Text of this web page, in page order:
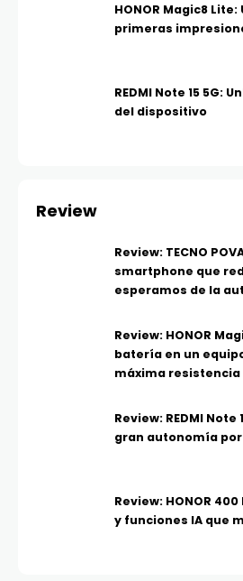
HONOR Magic8 Lite:
primeras
REDMI Note 15 5G:
del dispositivo
Review
Review: TECNO
smartphone que
esperamos de la
Review: HONOR
batería en un
máxima resistencia
Review: REDMI
gran autonomía
Review: HONOR
y funciones IA que